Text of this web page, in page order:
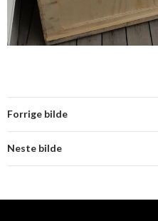
Forrige bilde
Neste bilde